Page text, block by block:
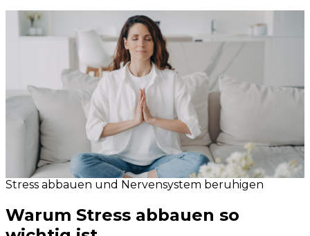
Stress abbauen und Nervensystem beruhigen
Warum Stress abbauen so